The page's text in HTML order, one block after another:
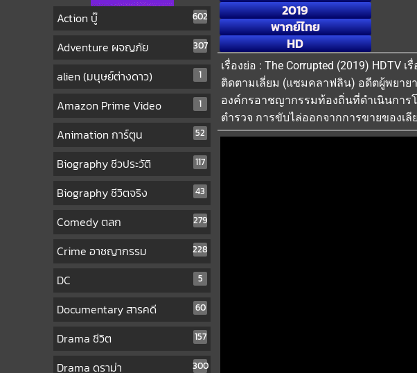
Action บู๊ 602
Adventure ผจญภัย 307
alien (มนุษย์ต่างดาว) 1
Amazon Prime Video 1
Animation การ์ตูน 52
Biography ชีวประวัติ 117
Biography ชีวิตจริง 43
Comedy ตลก 279
Crime อาชญากรรม 228
DC 5
Documentary สารคดี 60
Drama ชีวิต 157
Drama ดราม่า 300
2019
พากย์ไทย
HD
เรื่องย่อ : The Corrupted (2019)
ติดตามเลี่ยม (แซมคลาฟลิน) อดีตผู้พยาย
องค์กรอาชญากรรมท้องถิ่นที่ดำเนินการ
ตำรวจ การขับไล่ออกจากการขายของเ